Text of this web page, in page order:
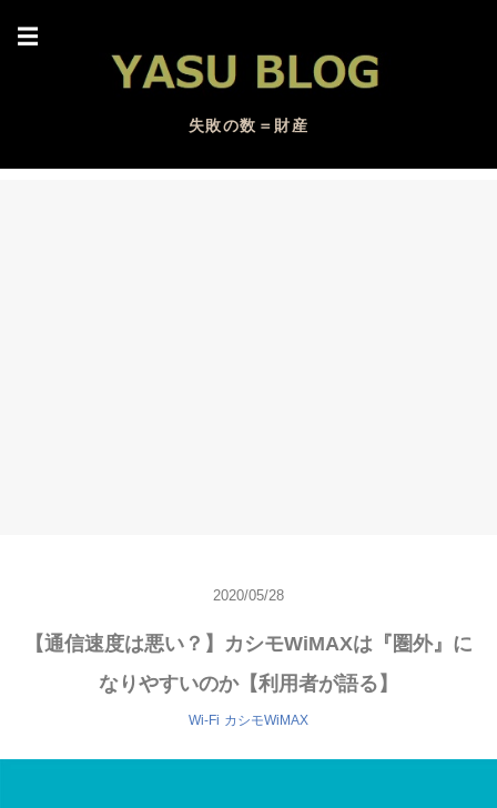
☰
失敗の数＝財産
2020/05/28
【通信速度は悪い？】カシモWiMAXは『圏外』に
なりやすいのか【利用者が語る】
Wi-Fi カシモWiMAX